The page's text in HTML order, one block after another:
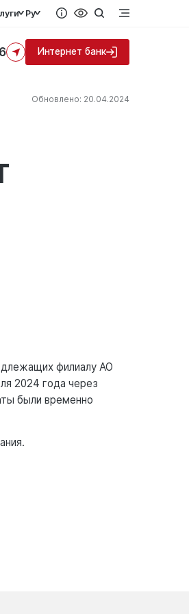
Ру
Интернет банк
Обновлено: 20.04.2024
филиалу АО
2024 года через
были временно